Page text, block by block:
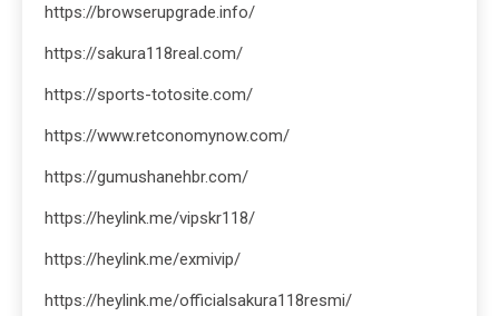
https://browserupgrade.info/
https://sakura118real.com/
https://sports-totosite.com/
https://www.retconomynow.com/
https://gumushanehbr.com/
https://heylink.me/vipskr118/
https://heylink.me/exmivip/
https://heylink.me/officialsakura118resmi/